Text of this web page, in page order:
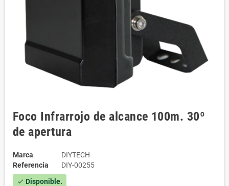
Foco Infrarrojo de alcance 100m. 30º
de apertura
Marca
DIYTECH
Referencia
DIY-00255
check Disponible.